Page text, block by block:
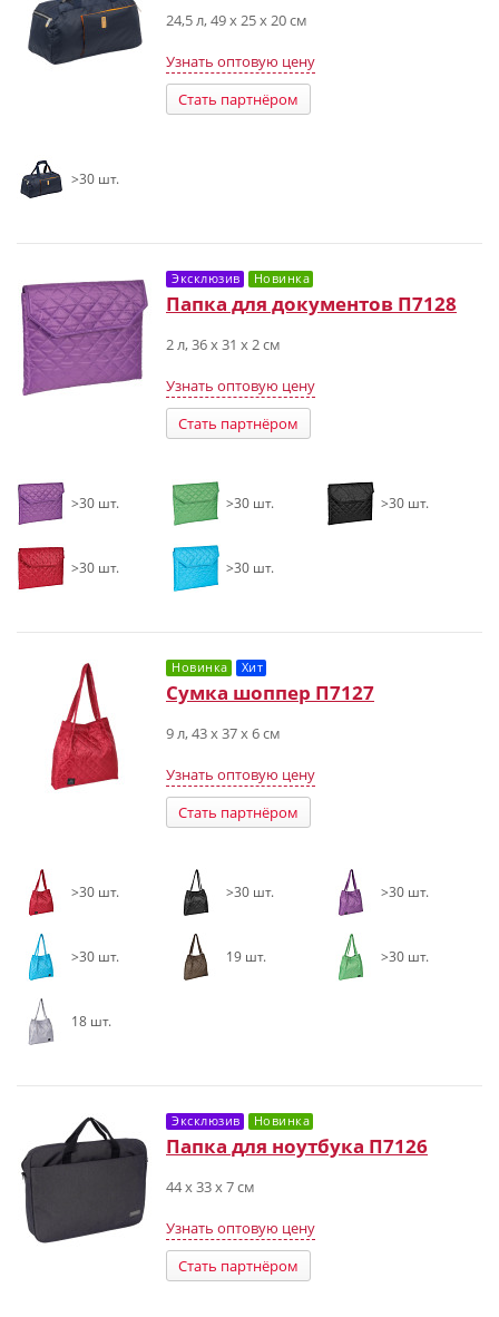
24,5 л, 49 х 25 х 20 см
Узнать оптовую цену
Стать партнёром
>30 шт.
Эксклюзив Новинка
Папка для документов П7128
2 л, 36 х 31 х 2 см
Узнать оптовую цену
Стать партнёром
>30 шт. >30 шт. >30 шт.
>30 шт. >30 шт.
Новинка Хит
Сумка шоппер П7127
9 л, 43 х 37 х 6 см
Узнать оптовую цену
Стать партнёром
>30 шт. >30 шт. >30 шт.
>30 шт. 19 шт. >30 шт.
18 шт.
Эксклюзив Новинка
Папка для ноутбука П7126
44 х 33 х 7 см
Узнать оптовую цену
Стать партнёром